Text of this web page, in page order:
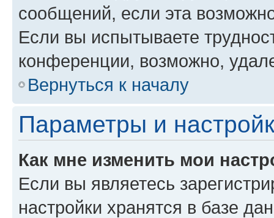
сообщений, если эта
Если вы испытываете
конференции, возможно,
Вернуться к началу
Параметры и
Как мне изменить мои
Если вы являетесь
настройки хранятся в базе